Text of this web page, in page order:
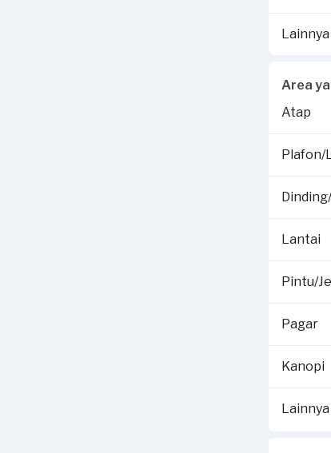
Lainnya
Area
Atap
Plafon/
Lantai
Pintu/
Pagar
Kanopi
Lainnya